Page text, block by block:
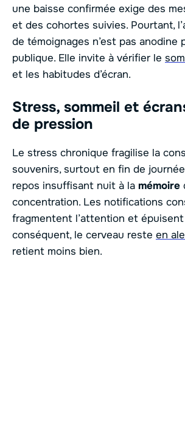
une baisse confirmée exige des
et des cohortes suivies. Pourtant,
de témoignages n’est pas anodine
publique. Elle invite à vérifier le
et les habitudes d’écran.
Stress, sommeil et
de pression
Le stress chronique fragilise la
souvenirs, surtout en fin de
repos insuffisant nuit à la mémoire
concentration. Les notifications
fragmentent l’attention et épuisent
conséquent, le cerveau reste en
retient moins bien.